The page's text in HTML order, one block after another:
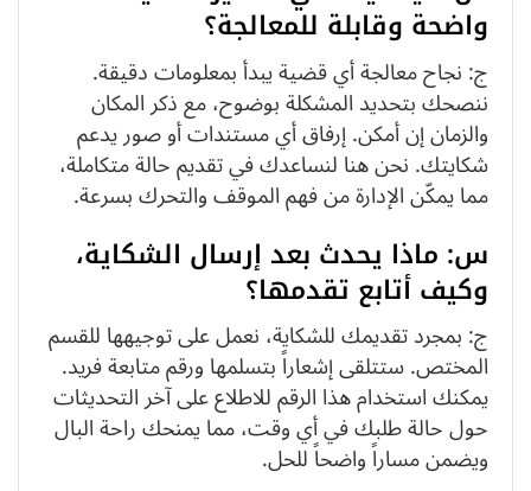
واضحة وقابلة للمعالجة؟
ج: نجاح معالجة أي قضية يبدأ بمعلومات دقيقة.
ننصحك بتحديد المشكلة بوضوح، مع ذكر المكان
والزمان إن أمكن. إرفاق أي مستندات أو صور يدعم
شكايتك. نحن هنا لنساعدك في تقديم حالة متكاملة،
مما يمكّن الإدارة من فهم الموقف والتحرك بسرعة.
س: ماذا يحدث بعد إرسال الشكاية،
وكيف أتابع تقدمها؟
ج: بمجرد تقديمك للشكاية، نعمل على توجيهها للقسم
المختص. ستتلقى إشعاراً بتسلمها ورقم متابعة فريد.
يمكنك استخدام هذا الرقم للاطلاع على آخر التحديثات
حول حالة طلبك في أي وقت، مما يمنحك راحة البال
ويضمن مساراً واضحاً للحل.